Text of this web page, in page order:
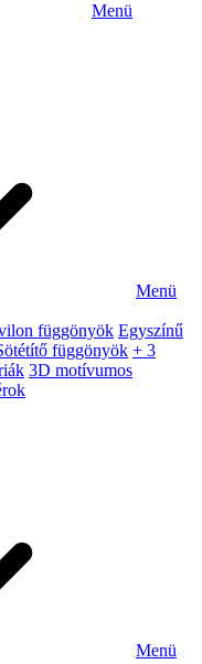
Menü
Menü
függönyök Egyszínű
függönyök + 3
3D motívumos
Menü